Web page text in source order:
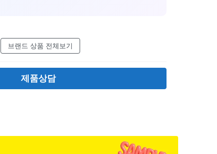
브랜드 상품 전체보기
제품상담